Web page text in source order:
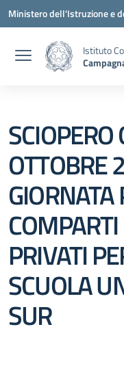
Vai ai contenuti
Vai al menu di navigazione
Vai al footer
Ministero dell'Istruzione e
Istituto
OTTOBRE
GIORNATA
PRIVATI
SCUOLA
SUR